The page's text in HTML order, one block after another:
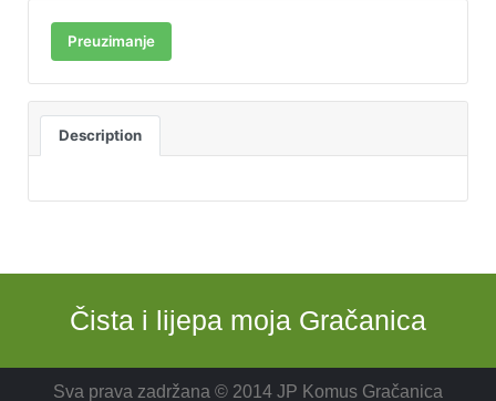
Preuzimanje
Description
Čista i lijepa moja Gračanica
Sva prava zadržana © 2014 JP Komus Gračanica